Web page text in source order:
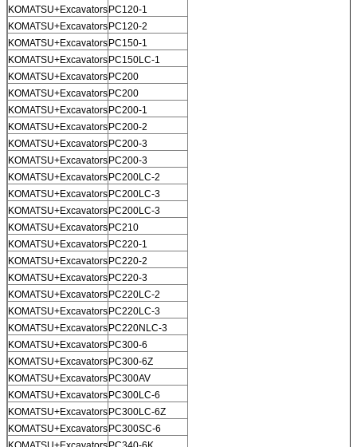
KOMATSU+ExcavatorsPC120-1
KOMATSU+ExcavatorsPC120-2
KOMATSU+ExcavatorsPC150-1
KOMATSU+ExcavatorsPC150LC-1
KOMATSU+ExcavatorsPC200
KOMATSU+ExcavatorsPC200
KOMATSU+ExcavatorsPC200-1
KOMATSU+ExcavatorsPC200-2
KOMATSU+ExcavatorsPC200-3
KOMATSU+ExcavatorsPC200-3
KOMATSU+ExcavatorsPC200LC-2
KOMATSU+ExcavatorsPC200LC-3
KOMATSU+ExcavatorsPC200LC-3
KOMATSU+ExcavatorsPC210
KOMATSU+ExcavatorsPC220-1
KOMATSU+ExcavatorsPC220-2
KOMATSU+ExcavatorsPC220-3
KOMATSU+ExcavatorsPC220LC-2
KOMATSU+ExcavatorsPC220LC-3
KOMATSU+ExcavatorsPC220NLC-3
KOMATSU+ExcavatorsPC300-6
KOMATSU+ExcavatorsPC300-6Z
KOMATSU+ExcavatorsPC300AV
KOMATSU+ExcavatorsPC300LC-6
KOMATSU+ExcavatorsPC300LC-6Z
KOMATSU+ExcavatorsPC300SC-6